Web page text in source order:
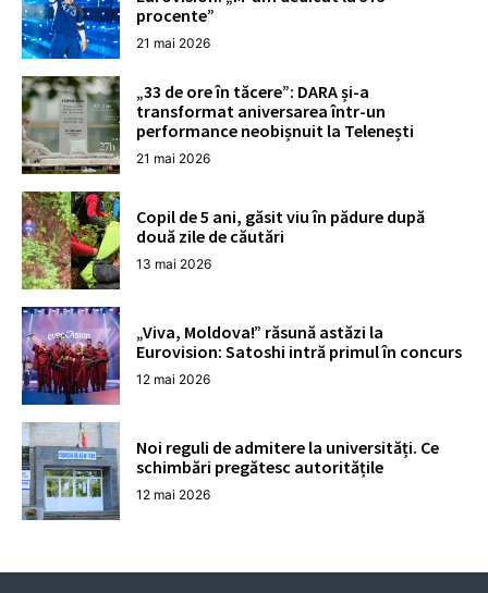
procente”
21 mai 2026
„33 de ore în tăcere”: DARA și-a
transformat aniversarea într-un
performance neobișnuit la Telenești
21 mai 2026
Copil de 5 ani, găsit viu în pădure după
două zile de căutări
13 mai 2026
„Viva, Moldova!” răsună astăzi la
Eurovision: Satoshi intră primul în concurs
12 mai 2026
Noi reguli de admitere la universități. Ce
schimbări pregătesc autoritățile
12 mai 2026